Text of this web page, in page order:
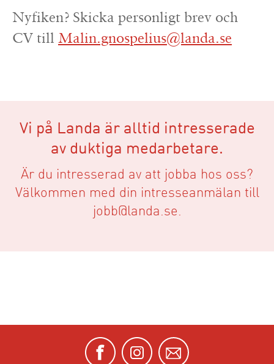
Nyfiken? Skicka personligt brev och
CV till Malin.gnospelius@landa.se
Vi på Landa är alltid intresserade
av duktiga medarbetare.
Är du intresserad av att jobba hos oss?
Välkommen med din intresseanmälan till
jobb@landa.se.